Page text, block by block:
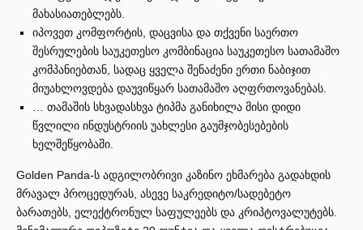
მახასიათებლებს.
იპოვეთ კომფორტის, დაცვისა და თქვენი საერთო
შესრულების საუკეთესო კომბინაცია საუკეთესო სათამაშო
კომპანიებთან, სადაც ყველა შენაძენი ერთი ნაბიჯით
მიუახლოვდება დაუვიწყარ სათამაშო აღფრთოვანებას.
… თამაშის სხვადასხვა ტიპმა განიხილა მისი დიდი
წვლილი ინდუსტრიის უახლესი გაუმჯობესებების
ხელშეწყობაში.
Golden Panda-ს ადგილობრივი კაზინო ეხმარება გადახდის
მრავალ პროცედურას, ასევე საკრედიტო/სადებეტო
ბარათებს, ელექტრონულ საფულეებს და კრიპტოვალუტებს.